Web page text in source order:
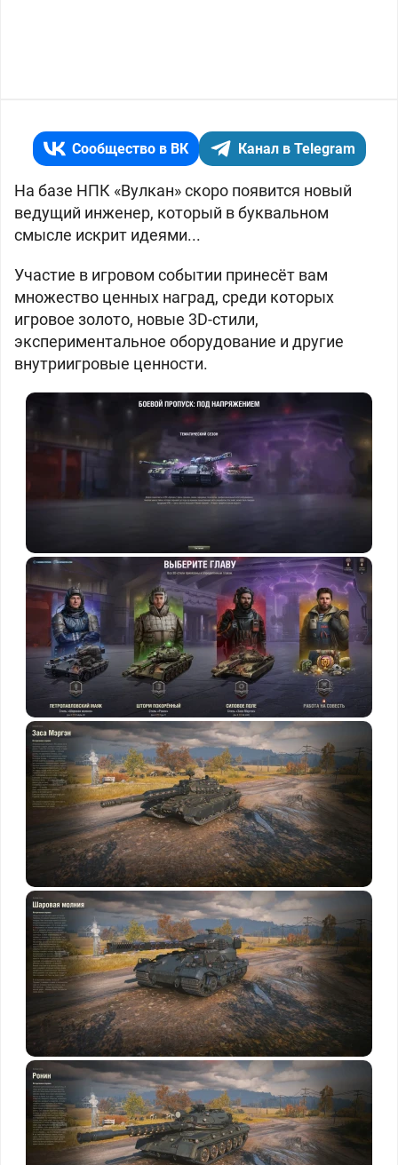
Сообщество в ВК Канал в Telegram
На базе НПК «Вулкан» скоро появится новый
ведущий инженер, который в буквальном
смысле искрит идеями...
Участие в игровом событии принесёт вам
множество ценных наград, среди которых
игровое золото, новые 3D-стили,
экспериментальное оборудование и другие
внутриигровые ценности.